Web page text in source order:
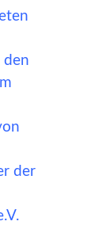
den
der